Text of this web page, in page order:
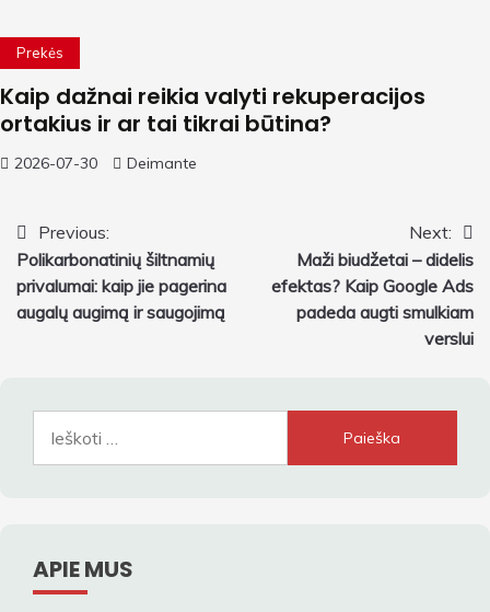
Prekės
Kaip dažnai reikia valyti rekuperacijos
ortakius ir ar tai tikrai būtina?
2026-07-30 Deimante
Navigacija
tarp
įrašų
Previous:
Polikarbonatinių šiltnamių
privalumai: kaip jie pagerina
augalų augimą ir saugojimą
Next:
Maži biudžetai – didelis
efektas? Kaip Google Ads
padeda augti smulkiam
verslui
APIE MUS